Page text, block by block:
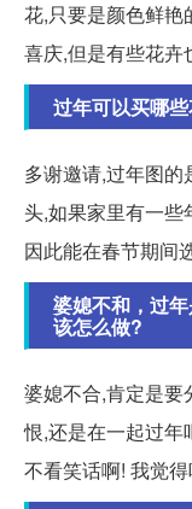
花,只要是颜色鲜
喜庆,但是有些花卉
过年可以买哪
多谢邀请,过年图
头,如果家里有一些
因此能在春节期间
婆媳不和，过
该怎么做?
婆媳不合,肯定是要
恨,还是在一起过年
不看笑话啊! 我觉得